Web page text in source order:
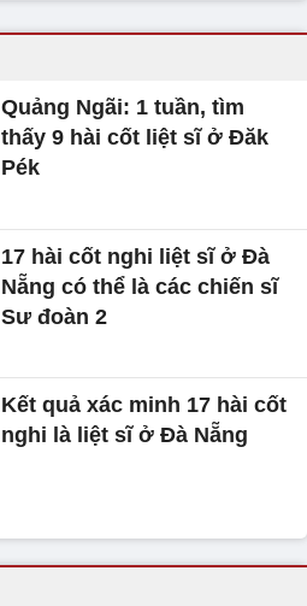
Quảng Ngãi: 1 tuần, tìm
thấy 9 hài cốt liệt sĩ ở Đăk
Pék
17 hài cốt nghi liệt sĩ ở Đà
Nẵng có thể là các chiến sĩ
Sư đoàn 2
Kết quả xác minh 17 hài cốt
nghi là liệt sĩ ở Đà Nẵng